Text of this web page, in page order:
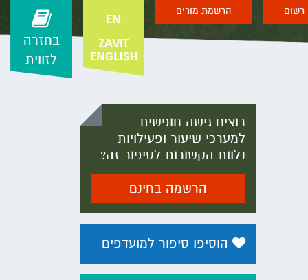
בחזרה
לזווית
הרשמת מורים
רוצים גישה חופשית
למערכי שיעור ופעילויות
נלוות הקשורות לסיפור זה?
הרשמה בחינם
הוסיפו סיפור למועדפים